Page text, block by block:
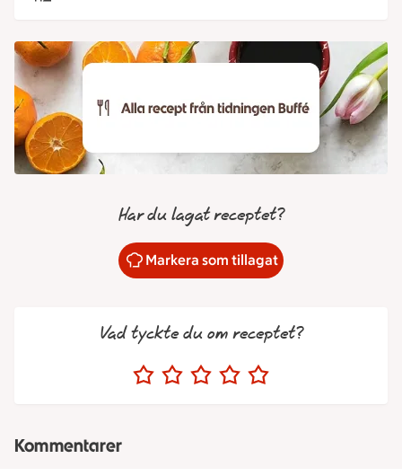
Har du lagat receptet?
Markera som tillagat
Vad tyckte du om receptet?
Kommentarer